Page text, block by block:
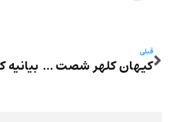
قبلی
کیهان کلهر شصت ساله شد